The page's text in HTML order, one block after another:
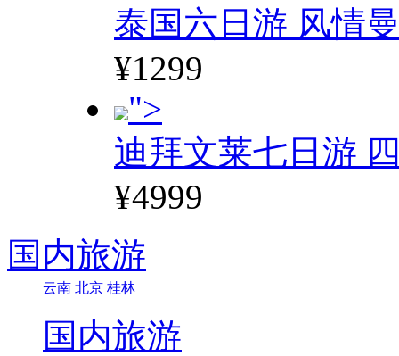
泰国六日游 风情
¥1299
">
迪拜文莱七日游
¥4999
国内旅游
云南 北京 桂林
国内旅游